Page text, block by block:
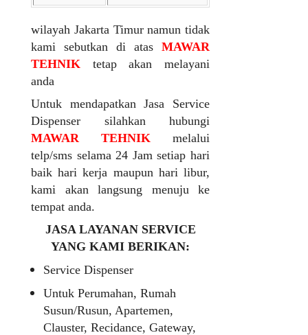
wilayah Jakarta Timur namun tidak
kami sebutkan di atas MAWAR
TEHNIK tetap akan melayani
anda
Untuk mendapatkan Jasa Service
Dispenser silahkan hubungi
MAWAR TEHNIK melalui
telp/sms selama 24 Jam setiap hari
baik hari kerja maupun hari libur,
kami akan langsung menuju ke
tempat anda.
JASA LAYANAN SERVICE
YANG KAMI BERIKAN:
Service Dispenser
Untuk Perumahan, Rumah
Susun/Rusun, Apartemen,
Clauster, Recidance, Gateway,